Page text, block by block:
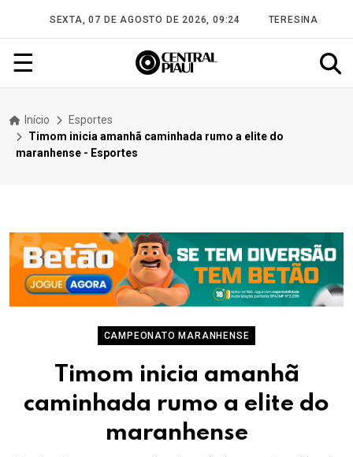
SEXTA, 07 DE AGOSTO DE 2026, 09:24 TERESINA
☰
Início
Esportes
Timom inicia amanhã caminhada rumo a elite do
maranhense - Esportes
CAMPEONATO MARANHENSE
Timom inicia amanhã
caminhada rumo a elite do
maranhense